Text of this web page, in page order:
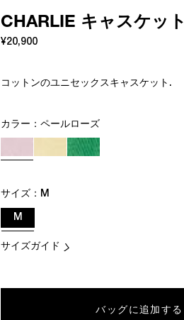
CHARLIE キャスケット
¥20,900
コットンのユニセックスキャスケット.
カラー：ペールローズ
サイズ： M
M
サイズガイド
バッグに追加する